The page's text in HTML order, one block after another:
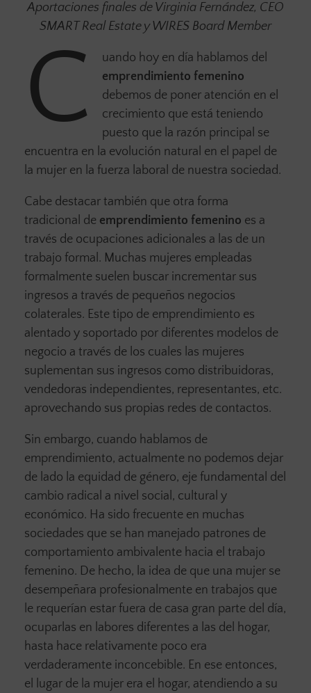
Aportaciones finales de Virginia Fernández, CEO
SMART Real Estate y WIRES Board Member
C
uando hoy en día hablamos del
emprendimiento femenino
debemos de poner atención en el
crecimiento que está teniendo
puesto que la razón principal se
encuentra en la evolución natural en el papel de
la mujer en la fuerza laboral de nuestra sociedad.
Cabe destacar también que otra forma
tradicional de emprendimiento femenino es a
través de ocupaciones adicionales a las de un
trabajo formal. Muchas mujeres empleadas
formalmente suelen buscar incrementar sus
ingresos a través de pequeños negocios
colaterales. Este tipo de emprendimiento es
alentado y soportado por diferentes modelos de
negocio a través de los cuales las mujeres
suplementan sus ingresos como distribuidoras,
vendedoras independientes, representantes, etc.
aprovechando sus propias redes de contactos.
Sin embargo, cuando hablamos de
emprendimiento, actualmente no podemos dejar
de lado la equidad de género, eje fundamental del
cambio radical a nivel social, cultural y
económico. Ha sido frecuente en muchas
sociedades que se han manejado patrones de
comportamiento ambivalente hacia el trabajo
femenino. De hecho, la idea de que una mujer se
desempeñara profesionalmente en trabajos que
le requerían estar fuera de casa gran parte del día,
ocuparlas en labores diferentes a las del hogar,
hasta hace relativamente poco era
verdaderamente inconcebible. En ese entonces,
el lugar de la mujer era el hogar, atendiendo a su